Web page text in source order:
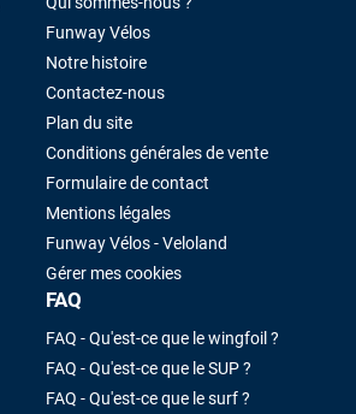
Funway Vélos
Notre histoire
Contactez-nous
Plan du site
Conditions générales de vente
Formulaire de contact
Mentions légales
Funway Vélos - Veloland
Gérer mes cookies
FAQ
FAQ - Qu'est-ce que le wingfoil ?
FAQ - Qu'est-ce que le SUP ?
FAQ - Qu'est-ce que le surf ?